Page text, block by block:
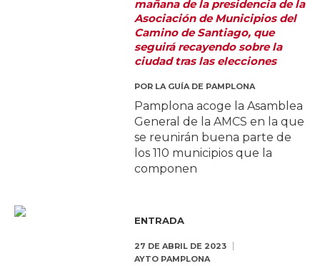
mañana de la presidencia de la
Asociación de Municipios del
Camino de Santiago, que
seguirá recayendo sobre la
ciudad tras las elecciones
POR LA GUÍA DE PAMPLONA
Pamplona acoge la Asamblea
General de la AMCS en la que
se reunirán buena parte de
los 110 municipios que la
componen
ENTRADA
27 DE ABRIL DE 2023
AYTO PAMPLONA